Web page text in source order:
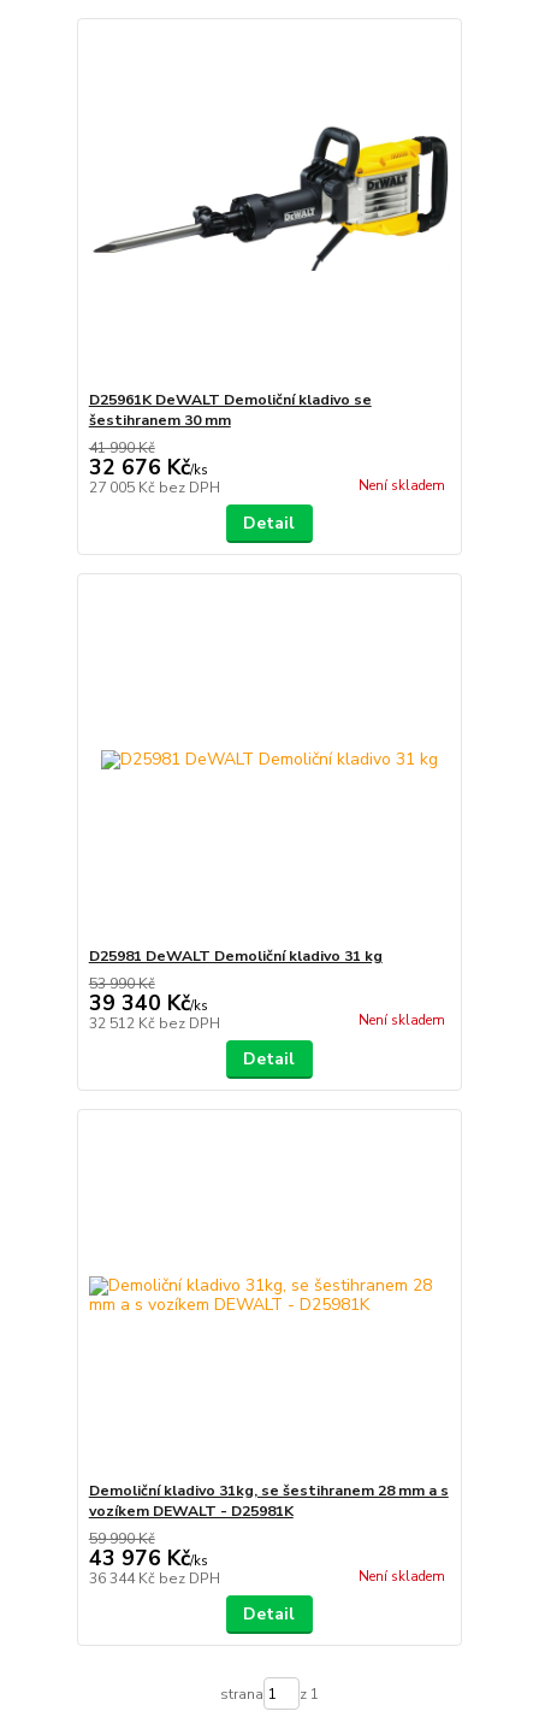
D25961K DeWALT Demoliční kladivo se
šestihranem 30 mm
41 990 Kč
32 676 Kč/ks
27 005 Kč bez DPH Není skladem
Detail
D25981 DeWALT Demoliční kladivo 31 kg
53 990 Kč
39 340 Kč/ks
32 512 Kč bez DPH Není skladem
Detail
Demoliční kladivo 31kg, se šestihranem 28 mm a s
vozíkem DEWALT - D25981K
59 990 Kč
43 976 Kč/ks
36 344 Kč bez DPH Není skladem
Detail
strana z 1